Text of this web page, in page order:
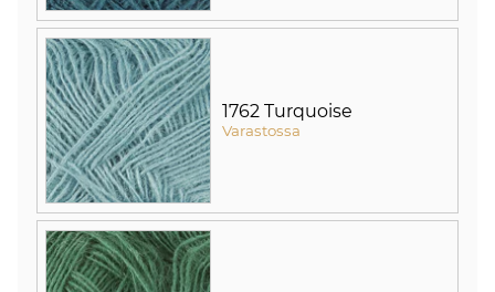
1762 Turquoise
Varastossa